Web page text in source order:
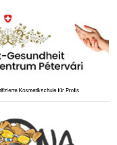
Kosmetikschule für Profis